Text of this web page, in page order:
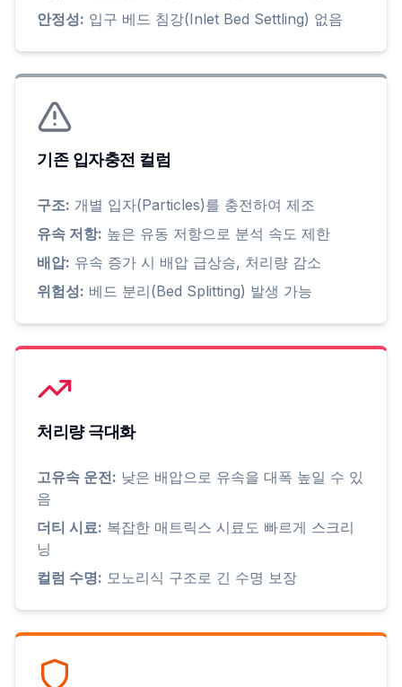
안정성: 입구 베드 침강(Inlet Bed Settling) 없음
기존 입자충전 컬럼
구조: 개별 입자(Particles)를 충전하여 제조
유속 저항: 높은 유동 저항으로 분석 속도 제한
배압: 유속 증가 시 배압 급상승, 처리량 감소
위험성: 베드 분리(Bed Splitting) 발생 가능
처리량 극대화
고유속 운전: 낮은 배압으로 유속을 대폭 높일 수 있
음
더티 시료: 복잡한 매트릭스 시료도 빠르게 스크리
닝
컬럼 수명: 모노리식 구조로 긴 수명 보장